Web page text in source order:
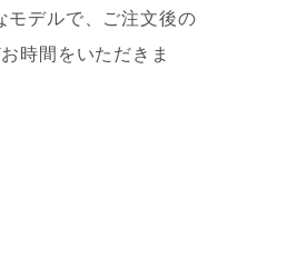
モデルで、ご注文後の
時間をいただきま